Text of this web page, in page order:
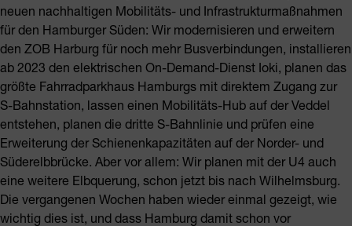
neuen nachhaltigen Mobilitäts- und Infrastrukturmaßnahmen
für den Hamburger Süden: Wir modernisieren und erweitern
den ZOB Harburg für noch mehr Busverbindungen, installieren
ab 2023 den elektrischen On-Demand-Dienst Ioki, planen das
größte Fahrradparkhaus Hamburgs mit direktem Zugang zur
S-Bahnstation, lassen einen Mobilitäts-Hub auf der Veddel
entstehen, planen die dritte S-Bahnlinie und prüfen eine
Erweiterung der Schienenkapazitäten auf der Norder- und
Süderelbbrücke. Aber vor allem: Wir planen mit der U4 auch
eine weitere Elbquerung, schon jetzt bis nach Wilhelmsburg.
Die vergangenen Wochen haben wieder einmal gezeigt, wie
wichtig dies ist, und dass Hamburg damit schon vor